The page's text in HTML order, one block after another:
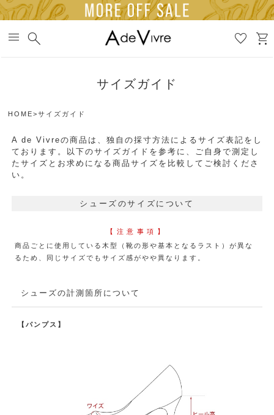
menu search favorite shopping_cart
サイズガイド
HOME>サイズガイド
A de Vivreの商品は、独自の採寸方法によるサイズ表記をし
ております。以下のサイズガイドを参考に、ご自身で測定し
たサイズとお求めになる商品サイズを比較してご検討くださ
い。
シューズのサイズについて
【注意事項】
商品ごとに使用している木型（靴の形や基本となるラスト）が異な
るため、同じサイズでもサイズ感がやや異なります。
シューズの計測箇所について
【パンプス】